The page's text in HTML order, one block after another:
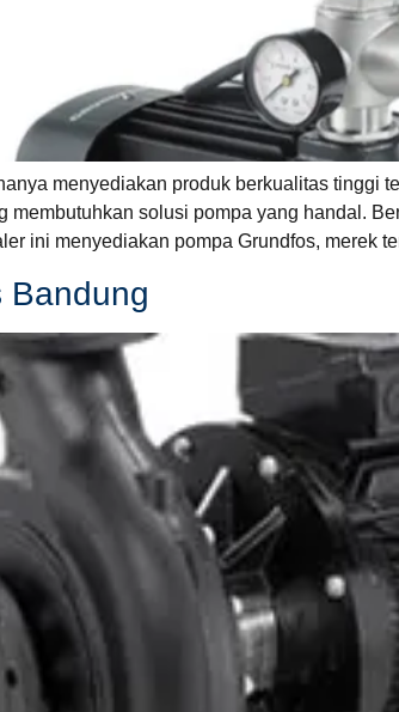
menyediakan produk berkualitas tinggi
membutuhkan solusi pompa yang handal.
ini menyediakan pompa Grundfos, merek
Bandung